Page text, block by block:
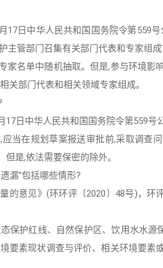
17日中华人民共和国国务院令第559
主管部门召集有关部门代表和专家组
家名单中随机抽取。但是,参与环境
关部门代表和相关领域专家组成。
17日中华人民共和国国务院令第559
当在规划草案报送审批前,采取调查
是,依法需要保密的除外。
漏”包括哪些情形?
的意见》(环环评〔2020〕48号)，环
保护红线、自然保护区、饮用水水
要素现状调查与评价、相关环境要